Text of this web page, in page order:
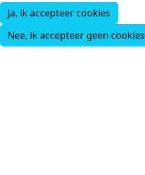
Ja, ik accepteer cookies
Nee, ik accepteer geen cookies